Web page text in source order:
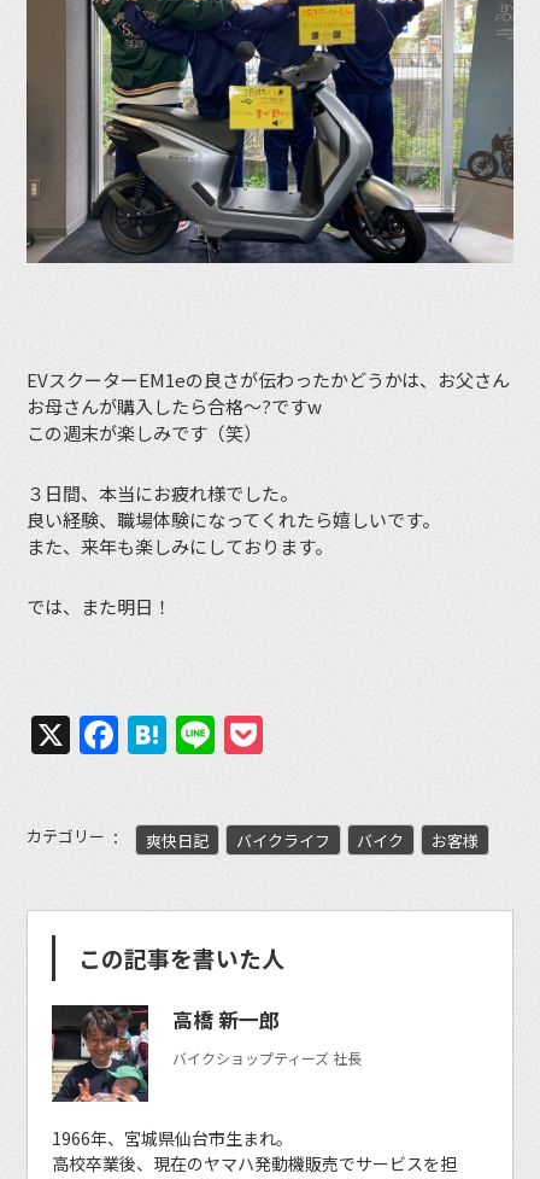
EVスクーターEM1eの良さが伝わったかどうかは、お父さん
お母さんが購入したら合格〜?ですw
この週末が楽しみです（笑）
３日間、本当にお疲れ様でした。
良い経験、職場体験になってくれたら嬉しいです。
また、来年も楽しみにしております。
では、また明日！
X Facebook
Hatena
Line
カテゴリー 爽快日記 バイクライフ バイク お客様
この記事を書いた人
高橋 新一郎
バイクショップティーズ 社長
1966年、宮城県仙台市生まれ。
高校卒業後、現在のヤマハ発動機販売でサービスを担